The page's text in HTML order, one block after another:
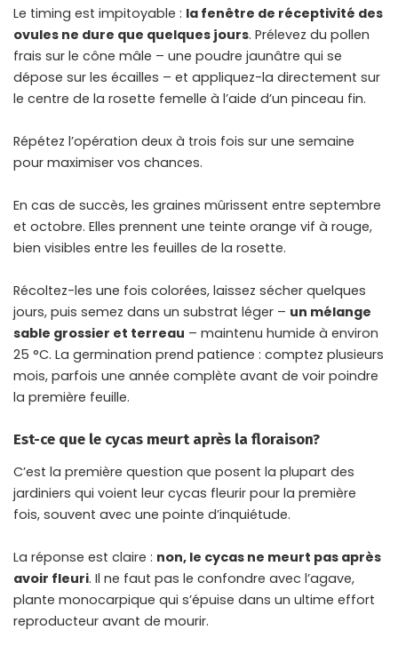
Le timing est impitoyable : la fenêtre de réceptivité des
ovules ne dure que quelques jours. Prélevez du pollen
frais sur le cône mâle – une poudre jaunâtre qui se
dépose sur les écailles – et appliquez-la directement sur
le centre de la rosette femelle à l’aide d’un pinceau fin.
Répétez l’opération deux à trois fois sur une semaine
pour maximiser vos chances.
En cas de succès, les graines mûrissent entre septembre
et octobre. Elles prennent une teinte orange vif à rouge,
bien visibles entre les feuilles de la rosette.
Récoltez-les une fois colorées, laissez sécher quelques
jours, puis semez dans un substrat léger – un mélange
sable grossier et terreau – maintenu humide à environ
25 °C. La germination prend patience : comptez plusieurs
mois, parfois une année complète avant de voir poindre
la première feuille.
Est-ce que le cycas meurt après la floraison?
C’est la première question que posent la plupart des
jardiniers qui voient leur cycas fleurir pour la première
fois, souvent avec une pointe d’inquiétude.
La réponse est claire : non, le cycas ne meurt pas après
avoir fleuri. Il ne faut pas le confondre avec l’agave,
plante monocarpique qui s’épuise dans un ultime effort
reproducteur avant de mourir.